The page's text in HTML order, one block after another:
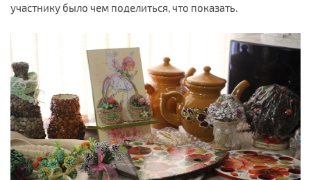
участнику было чем поделиться, что показать.